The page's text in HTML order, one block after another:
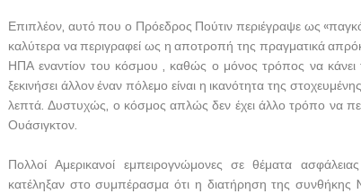
Επιπλέον, αυτό που ο Πρόεδρος Πούτιν περιέγραψε ως
καλύτερα να περιγραφεί ως η αποτροπή της πραγματικά
ΗΠΑ εναντίον του κόσμου , καθώς ο μόνος τρόπος να κάνει
ξεκινήσει άλλον έναν πόλεμο είναι η ικανότητα της
λεπτά. Δυστυχώς, ο κόσμος απλώς δεν έχει άλλο τρόπο να
Ουάσιγκτον.
Πολλοί Αμερικανοί εμπειρογνώμονες σε θέματα
κατέληξαν στο συμπέρασμα ότι η διατήρηση της